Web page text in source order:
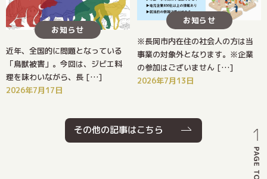
お知らせ
近年、全国的に問題となっている
「鳥獣被害」。今回は、ジビエ料
理を味わいながら、長 […]
2026年7月17日
お知らせ
※長岡市内在住の社会人の方は当
事業の対象外となります。※企業
の参加はございません […]
2026年7月13日
その他の記事はこちら